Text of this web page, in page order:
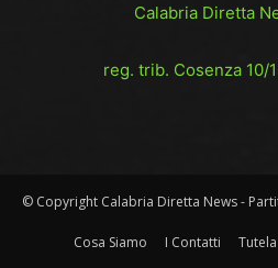
Calabria Diretta
reg. trib. Cosenza 10/
© Copyright Calabria Diretta News -
Cosa Siamo I Contatti